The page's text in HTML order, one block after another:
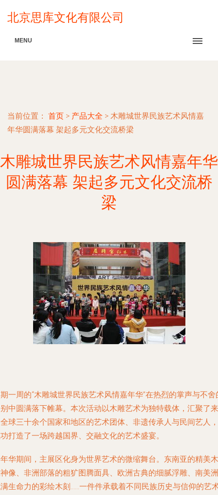
北京思库文化有限公司
MENU
当前位置： 首页 > 产品大全 > 木雕城世界民族艺术风情嘉
年华圆满落幕 架起多元文化交流桥梁
木雕城世界民族艺术风情嘉年华
圆满落幕 架起多元文化交流桥
梁
一周的“木雕城世界民族艺术风情嘉年华”在热烈的掌声与不舍
中圆满落下帷幕。本次活动以木雕艺术为独特载体，汇聚了来
球三十余个国家和地区的艺术团体、非遗传承人与民间艺人，
打造了一场跨越国界、交融文化的艺术盛宴。
华期间，主展区化身为世界艺术的微缩舞台。东南亚的精美木
像、非洲部落的粗犷图腾面具、欧洲古典的细腻浮雕、南美洲
生命力的彩绘木刻……一件件承载着不同民族历史与信仰的艺